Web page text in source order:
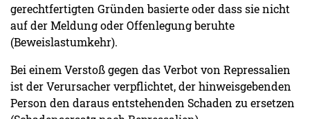
gerechtfertigten Gründen basierte oder dass sie nicht
auf der Meldung oder Offenlegung beruhte
(Beweislastumkehr).
Bei einem Verstoß gegen das Verbot von Repressalien
ist der Verursacher verpflichtet, der hinweisgebenden
Person den daraus entstehenden Schaden zu ersetzen